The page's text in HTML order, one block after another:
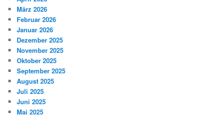
März 2026
Februar 2026
Januar 2026
Dezember 2025
November 2025
Oktober 2025
September 2025
August 2025
Juli 2025
Juni 2025
Mai 2025